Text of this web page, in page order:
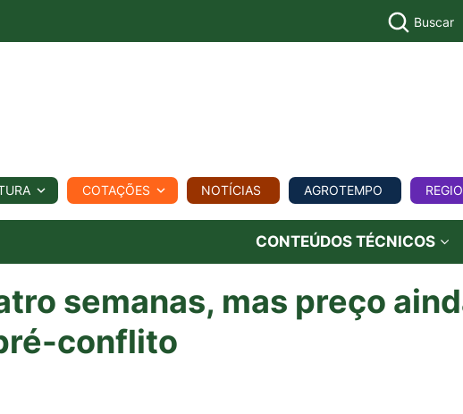
AGROTEMPO REGIONAL COMERCIAL AGROVIAGENS
Buscar
COTAÇÕES NOTÍCIAS AGROTEMPO
CONTEÚDOS TÉCNICOS
semanas, mas preço
conflito